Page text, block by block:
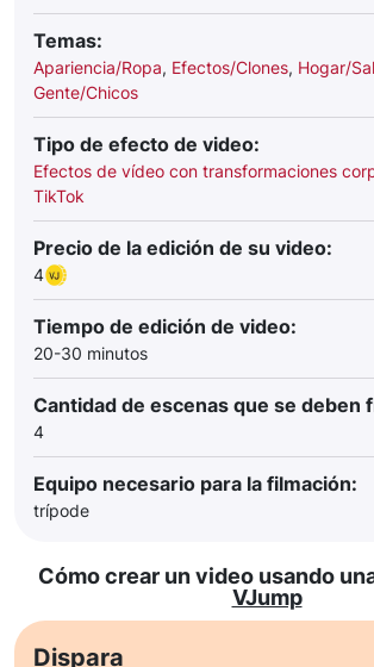
Temas:
Apariencia/Ropa, Efectos/Clones, Hogar/
Gente/Chicos
Tipo de efecto de video:
Efectos de vídeo con transformaciones
TikTok
Precio de la edición de su video:
4
Tiempo de edición de video:
20-30 minutos
Cantidad de escenas que se deben
4
Equipo necesario para la filmación:
trípode
Cómo crear un video usando
VJump
Dispara